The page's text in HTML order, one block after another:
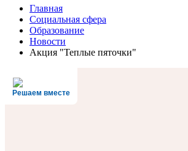
Главная
Социальная сфера
Образование
Новости
Акция "Теплые пяточки"
Решаем вместе